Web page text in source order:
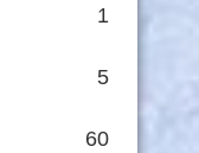
1
5
60